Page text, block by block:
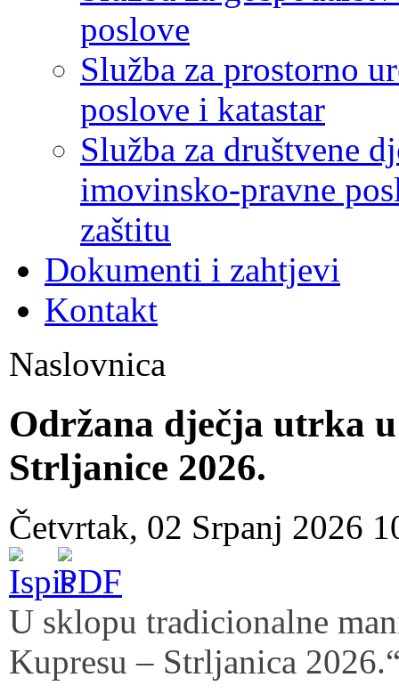
poslove
Služba za prostorno
poslove i katastar
Služba za društvene
imovinsko-pravne
zaštitu
Dokumenti i zahtjevi
Kontakt
Naslovnica
Održana dječja utrka
Strljanice 2026.
Četvrtak, 02 Srpanj 2026
U sklopu tradicionalne
Kupresu – Strljanica